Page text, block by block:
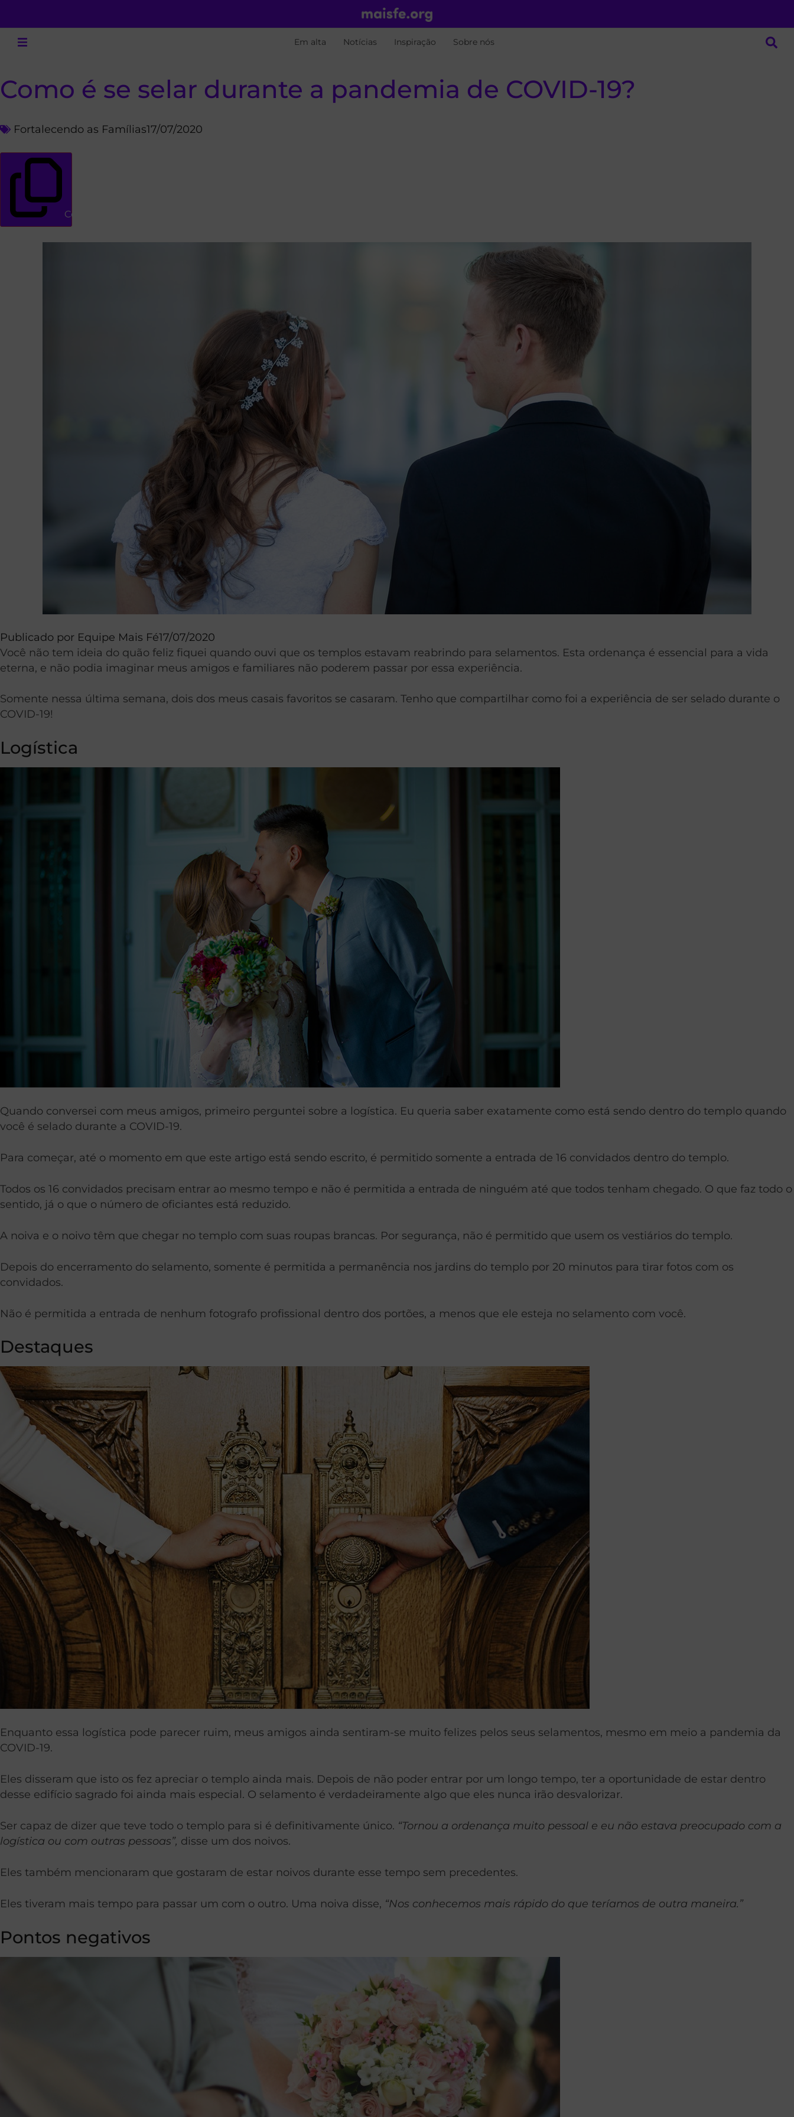
Em alta Notícias Inspiração Sobre nós
Como é se selar durante a pandemia de COVID-19?
Fortalecendo as Famílias17/07/2020
Copiar link
Publicado por Equipe Mais Fé17/07/2020
Você não tem ideia do quão feliz fiquei quando ouvi que os templos estavam reabrindo para selamentos. Esta ordenança é essencial para a vida
eterna, e não podia imaginar meus amigos e familiares não poderem passar por essa experiência.
Somente nessa última semana, dois dos meus casais favoritos se casaram. Tenho que compartilhar como foi a experiência de ser selado durante o
COVID-19!
Logística
Quando conversei com meus amigos, primeiro perguntei sobre a logística. Eu queria saber exatamente como está sendo dentro do templo quando
você é selado durante a COVID-19.
Para começar, até o momento em que este artigo está sendo escrito, é permitido somente a entrada de 16 convidados dentro do templo.
Todos os 16 convidados precisam entrar ao mesmo tempo e não é permitida a entrada de ninguém até que todos tenham chegado. O que faz todo o
sentido, já o que o número de oficiantes está reduzido.
A noiva e o noivo têm que chegar no templo com suas roupas brancas. Por segurança, não é permitido que usem os vestiários do templo.
Depois do encerramento do selamento, somente é permitida a permanência nos jardins do templo por 20 minutos para tirar fotos com os
convidados.
Não é permitida a entrada de nenhum fotografo profissional dentro dos portões, a menos que ele esteja no selamento com você.
Destaques
Enquanto essa logística pode parecer ruim, meus amigos ainda sentiram-se muito felizes pelos seus selamentos, mesmo em meio a pandemia da
COVID-19.
Eles disseram que isto os fez apreciar o templo ainda mais. Depois de não poder entrar por um longo tempo, ter a oportunidade de estar dentro
desse edifício sagrado foi ainda mais especial. O selamento é verdadeiramente algo que eles nunca irão desvalorizar.
Ser capaz de dizer que teve todo o templo para si é definitivamente único. “Tornou a ordenança muito pessoal e eu não estava preocupado com a
logística ou com outras pessoas”, disse um dos noivos.
Eles também mencionaram que gostaram de estar noivos durante esse tempo sem precedentes.
Eles tiveram mais tempo para passar um com o outro. Uma noiva disse, “Nos conhecemos mais rápido do que teríamos de outra maneira.”
Pontos negativos